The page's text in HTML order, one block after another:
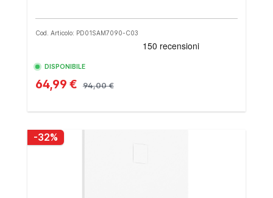
Cod. Articolo: PD01SAM7090-C03
DISPONIBILE
64,99 € 94,00 €
-32%